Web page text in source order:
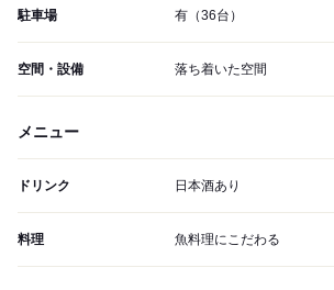
駐車場 有（36台）
空間・設備 落ち着いた空間
メニュー
ドリンク 日本酒あり
料理 魚料理にこだわる